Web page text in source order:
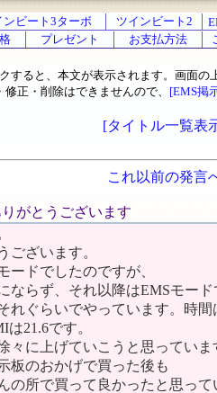
ンビート3ターボ ツインビート2
プレゼント お支払方法
すると、本文が表示されます。画面の
正・削除はできませんので、 [EMS掲
[タイトル一覧表
これ以前の発言
がとうございます
ございます。
ードでしたのですが、
ならず、それ以降はEMSモー
れぐらいでやっています。時
21.6です。
々に上げていこうと思っていま
板のおかげで買った後も
の所で買って良かったと思っ